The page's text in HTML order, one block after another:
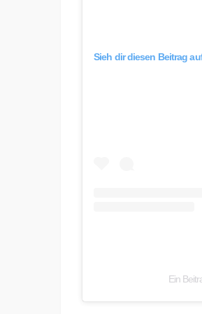
Sieh dir diesen Beitrag
Ein